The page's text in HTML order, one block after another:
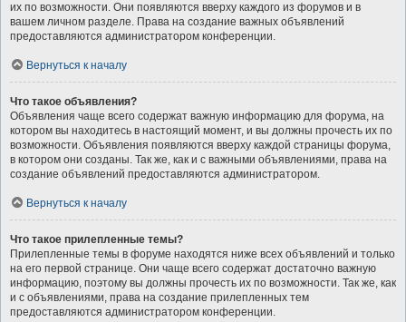
их по возможности. Они появляются вверху каждого из форумов и в
вашем личном разделе. Права на создание важных объявлений
предоставляются администратором конференции.
Вернуться к началу
Что такое объявления?
Объявления чаще всего содержат важную информацию для форума, на
котором вы находитесь в настоящий момент, и вы должны прочесть их по
возможности. Объявления появляются вверху каждой страницы форума,
в котором они созданы. Так же, как и с важными объявлениями, права на
создание объявлений предоставляются администратором.
Вернуться к началу
Что такое прилепленные темы?
Прилепленные темы в форуме находятся ниже всех объявлений и только
на его первой странице. Они чаще всего содержат достаточно важную
информацию, поэтому вы должны прочесть их по возможности. Так же, как
и с объявлениями, права на создание прилепленных тем
предоставляются администратором конференции.